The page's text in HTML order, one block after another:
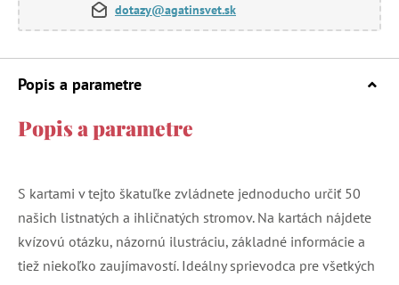
dotazy@agatinsvet.sk
Popis a parametre
Popis a parametre
S kartami v tejto škatuľke zvládnete jednoducho určiť 50
našich listnatých a ihličnatých stromov. Na kartách nájdete
kvízovú otázku, názornú ilustráciu, základné informácie a
tiež niekoľko zaujímavostí. Ideálny sprievodca pre všetkých